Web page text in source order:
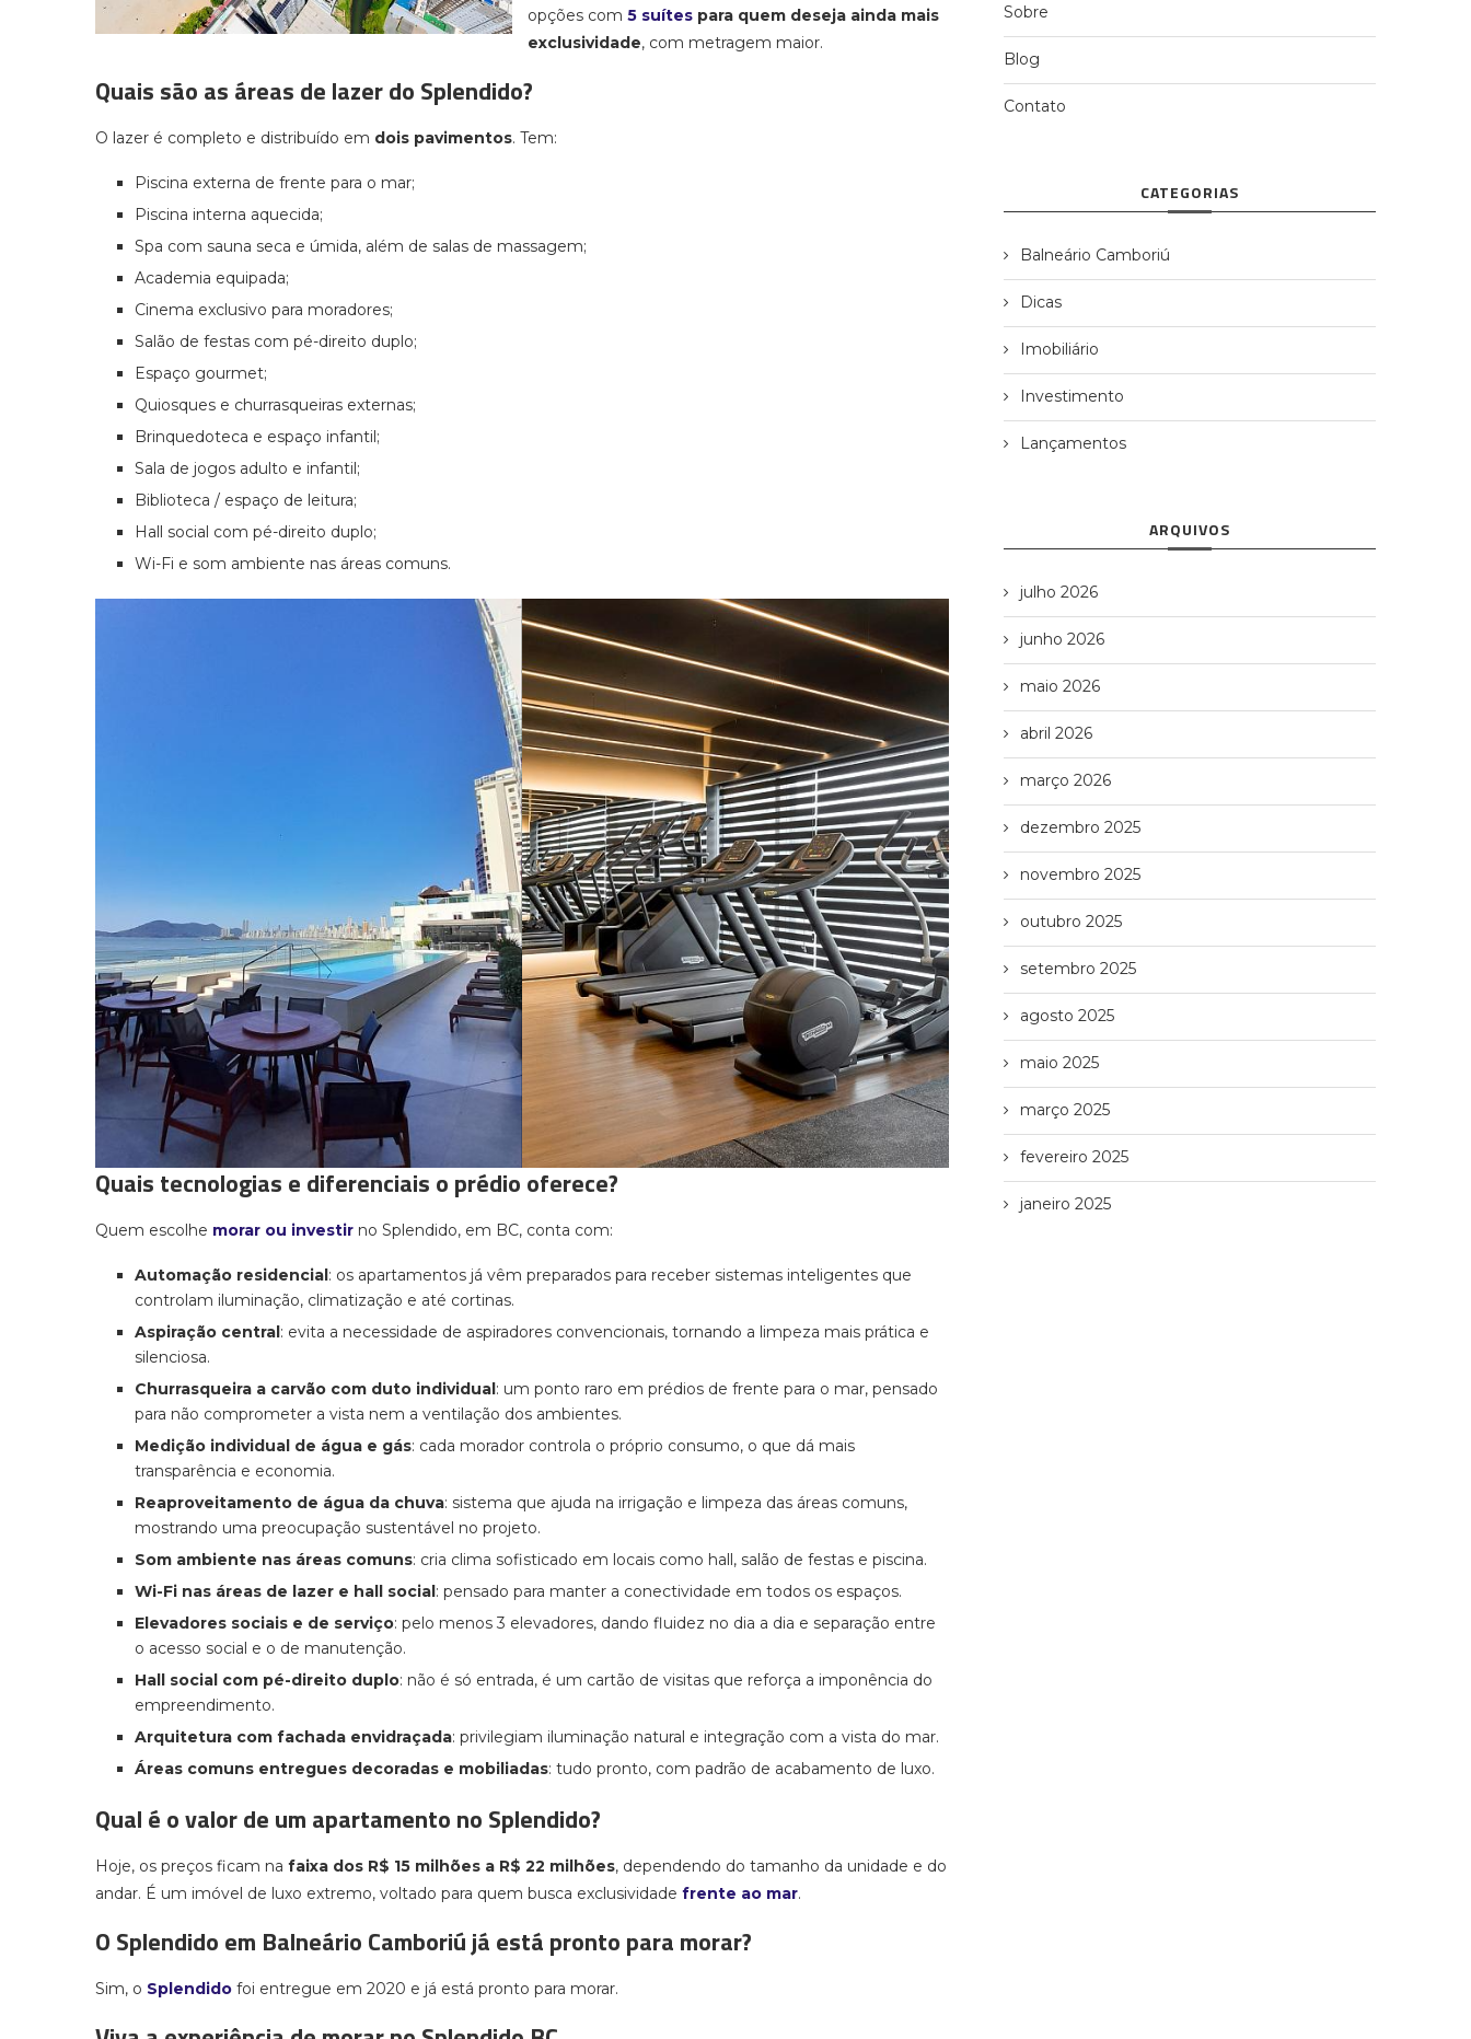
opções com 5 suítes para quem deseja ainda mais
exclusividade, com metragem maior.
Quais são as áreas de lazer do Splendido?
O lazer é completo e distribuído em dois pavimentos. Tem:
Piscina externa de frente para o mar;
Piscina interna aquecida;
Spa com sauna seca e úmida, além de salas de massagem;
Academia equipada;
Cinema exclusivo para moradores;
Salão de festas com pé-direito duplo;
Espaço gourmet;
Quiosques e churrasqueiras externas;
Brinquedoteca e espaço infantil;
Sala de jogos adulto e infantil;
Biblioteca / espaço de leitura;
Hall social com pé-direito duplo;
Wi-Fi e som ambiente nas áreas comuns.
Quais tecnologias e diferenciais o prédio oferece?
Quem escolhe morar ou investir no Splendido, em BC, conta com:
Automação residencial : os apartamentos já vêm preparados para receber sistemas inteligentes que
controlam iluminação, climatização e até cortinas.
Aspiração central : evita a necessidade de aspiradores convencionais, tornando a limpeza mais prática e
silenciosa.
Churrasqueira a carvão com duto individual : um ponto raro em prédios de frente para o mar, pensado
para não comprometer a vista nem a ventilação dos ambientes.
Medição individual de água e gás: cada morador controla o próprio consumo, o que dá mais
transparência e economia.
Reaproveitamento de água da chuva: sistema que ajuda na irrigação e limpeza das áreas comuns,
mostrando uma preocupação sustentável no projeto.
Som ambiente nas áreas comuns: cria clima sofisticado em locais como hall, salão de festas e piscina.
Wi-Fi nas áreas de lazer e hall social : pensado para manter a conectividade em todos os espaços.
Elevadores sociais e de serviço: pelo menos 3 elevadores, dando fluidez no dia a dia e separação entre
o acesso social e o de manutenção.
Hall social com pé-direito duplo: não é só entrada, é um cartão de visitas que reforça a imponência do
empreendimento.
Arquitetura com fachada envidraçada: privilegiam iluminação natural e integração com a vista do mar.
Áreas comuns entregues decoradas e mobiliadas: tudo pronto, com padrão de acabamento de luxo.
Qual é o valor de um apartamento no Splendido?
Hoje, os preços ficam na faixa dos R$ 15 milhões a R$ 22 milhões, dependendo do tamanho da unidade e do
andar. É um imóvel de luxo extremo, voltado para quem busca exclusividade frente ao mar.
O Splendido em Balneário Camboriú já está pronto para morar?
Sim, o Splendido foi entregue em 2020 e já está pronto para morar.
Sobre
Blog
Contato
CATEGORIAS
Balneário Camboriú
Dicas
Imobiliário
Investimento
Lançamentos
ARQUIVOS
julho 2026
junho 2026
maio 2026
abril 2026
março 2026
dezembro 2025
novembro 2025
outubro 2025
setembro 2025
agosto 2025
maio 2025
março 2025
fevereiro 2025
janeiro 2025